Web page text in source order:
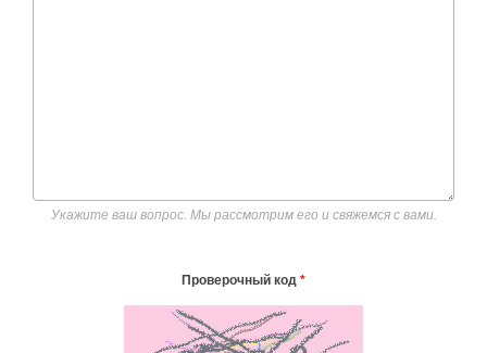
Укажите ваш вопрос. Мы рассмотрим его и свяжемся с вами.
Проверочный код *